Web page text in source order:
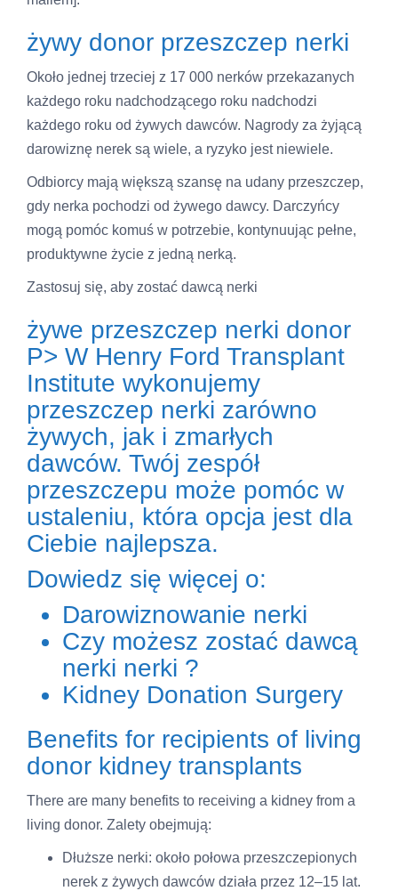
żywy donor przeszczep nerki
Około jednej trzeciej z 17 000 nerków przekazanych
każdego roku nadchodzącego roku nadchodzi
każdego roku od żywych dawców. Nagrody za żyjącą
darowiznę nerek są wiele, a ryzyko jest niewiele.
Odbiorcy mają większą szansę na udany przeszczep,
gdy nerka pochodzi od żywego dawcy. Darczyńcy
mogą pomóc komuś w potrzebie, kontynuując pełne,
produktywne życie z jedną nerką.
Zastosuj się, aby zostać dawcą nerki
żywe przeszczep nerki donor
P> W Henry Ford Transplant
Institute wykonujemy
przeszczep nerki zarówno
żywych, jak i zmarłych
dawców. Twój zespół
przeszczepu może pomóc w
ustaleniu, która opcja jest dla
Ciebie najlepsza.
Dowiedz się więcej o:
Darowiznowanie nerki
Czy możesz zostać dawcą
nerki nerki ?
Kidney Donation Surgery
Benefits for recipients of living
donor kidney transplants
There are many benefits to receiving a kidney from a
living donor. Zalety obejmują:
Dłuższe nerki: około połowa przeszczepionych
nerek z żywych dawców działa przez 12–15 lat.